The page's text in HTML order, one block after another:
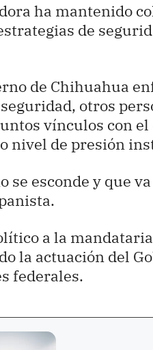
ha mantenido
de
de Chihuahua
otros
vínculos con
nivel de presión
se esconde y que va
a la
la actuación del
federales.